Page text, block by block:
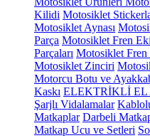
Kilidi Motosiklet
Motosiklet Aynası
Parça Motosiklet Fren
Parçaları Motosiklet
Motosiklet Zinciri
Motorcu Botu ve
Kaskı ELEKTRİKLİ EL
Şarjlı Vidalamalar
Matkaplar Darbeli
Matkap Ucu ve Setleri